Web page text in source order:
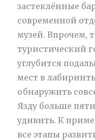
застеклённые
современной
музей. Впрочем,
туристический
углубится
мест в
обнаружить
Язду больше
удивить. К
все этапы